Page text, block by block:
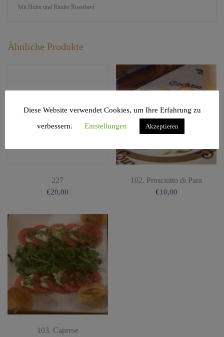
Mit Huhn und Rinder Roastbeef
Ähnliche Produkte
227
€20,00
102. Prosciutto di Para
€10,00
103. Caprese
Diese Website verwendet Cookies, um Ihre Erfahrung zu
verbessern.
Einstellungen Akzeptieren